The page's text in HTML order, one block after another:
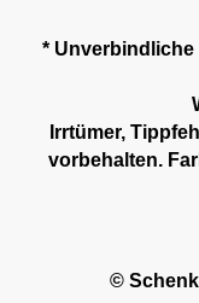
*
Irrtümer,
vorbehalten.
©